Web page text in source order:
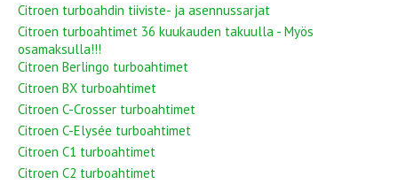
Citroen turboahdin tiiviste- ja asennussarjat
Citroen turboahtimet 36 kuukauden takuulla - Myös
osamaksulla!!!
Citroen Berlingo turboahtimet
Citroen BX turboahtimet
Citroen C-Crosser turboahtimet
Citroen C-Elysée turboahtimet
Citroen C1 turboahtimet
Citroen C2 turboahtimet